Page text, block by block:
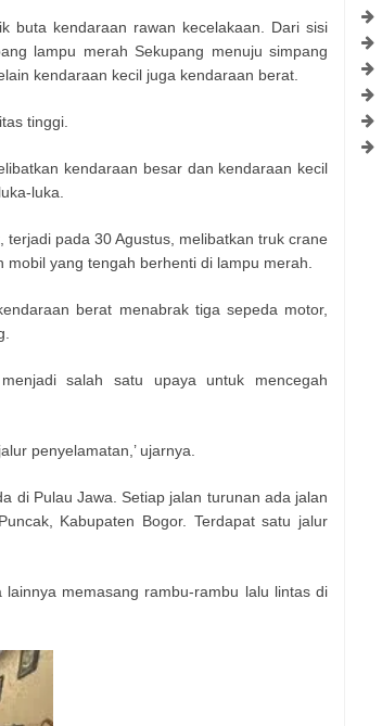
buta kendaraan rawan kecelakaan. Dari sisi
lampu merah Sekupang menuju simpang
kendaraan kecil juga kendaraan berat.
tinggi.
kendaraan besar dan kendaraan kecil
luka.
pada 30 Agustus, melibatkan truk crane
yang tengah berhenti di lampu merah.
berat menabrak tiga sepeda motor,
salah satu upaya untuk mencegah
penyelamatan,’ ujarnya.
di Pulau Jawa. Setiap jalan turunan ada jalan
Kabupaten Bogor. Terdapat satu jalur
memasang rambu-rambu lalu lintas di